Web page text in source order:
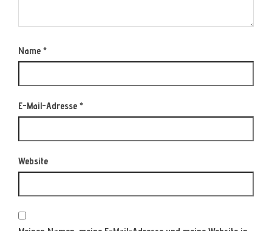
Name *
E-Mail-Adresse *
Website